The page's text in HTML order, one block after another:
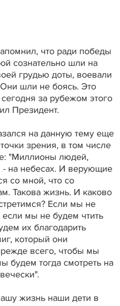
что ради победы
сознательно шли на
грудью доты, воевали
шли не боясь. Это
за рубежом этого
Президент.
на данную тему еще
зрения, в том числе
"Миллионы людей,
- на небесах. И верующие
со мной, что со
Такова жизнь. И каково
Если мы не
мы не будем чтить
их благодарить
который они
всего, чтобы мы
будем тогда смотреть на
жизнь наши дети в